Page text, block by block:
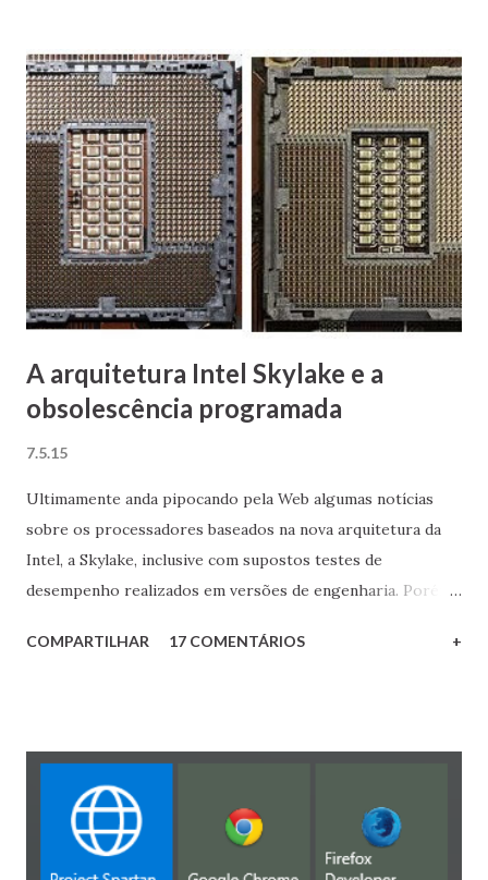
A arquitetura Intel Skylake e a
obsolescência programada
7.5.15
Ultimamente anda pipocando pela Web algumas notícias
sobre os processadores baseados na nova arquitetura da
Intel, a Skylake, inclusive com supostos testes de
desempenho realizados em versões de engenharia. Porém
atenção: o soquete que estes novos modelos utilizarão, o
geração das CPUs Core; LGA 1155: 2011, Sandy Bridge (32
nm) e Ivy Bridge (22 nm). A segunda e terceira gerações;
LGA 1150: 2013, Haswell (22 nm) e Broadwell (14 nm). Quarta
COMPARTILHAR 17 COMENTÁRIOS +